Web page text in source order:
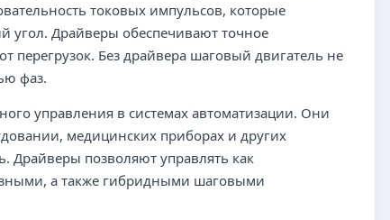
токовых импульсов, которые
угол. Драйверы обеспечивают точное
перегрузок. Без драйвера шаговый двигатель не
фаз.
управления в системах автоматизации. Они
медицинских приборах и других
Драйверы позволяют управлять как
а также гибридными шаговыми